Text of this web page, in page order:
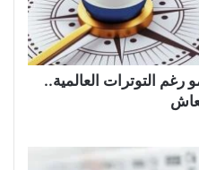
رغم التوترات العالمية..